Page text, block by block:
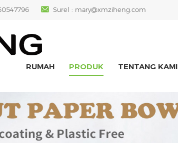
Surel : mary@xmziheng.com
RUMAH PRODUK TENTANG KAMI